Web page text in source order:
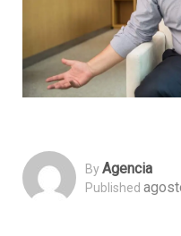
ByAgencia
Published